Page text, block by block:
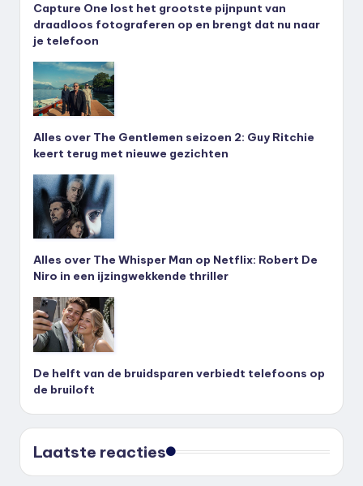
Capture One lost het grootste pijnpunt van
draadloos fotograferen op en brengt dat nu naar
je telefoon
Alles over The Gentlemen seizoen 2: Guy Ritchie
keert terug met nieuwe gezichten
Alles over The Whisper Man op Netflix: Robert De
Niro in een ijzingwekkende thriller
De helft van de bruidsparen verbiedt telefoons op
de bruiloft
Laatste reacties